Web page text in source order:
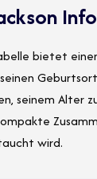
Info
bietet
seinem Alter
wird.